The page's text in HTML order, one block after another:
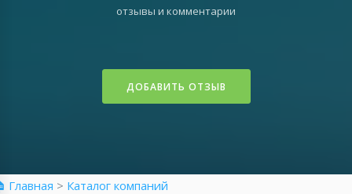
отзывы и комментарии
ДОБАВИТЬ ОТЗЫВ
Главная > Каталог компаний